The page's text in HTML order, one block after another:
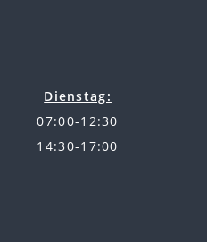
Dienstag:
07:00-12:30
14:30-17:00